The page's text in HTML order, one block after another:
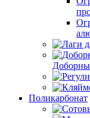
Поликарбонат